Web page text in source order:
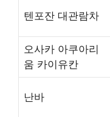
텐포잔 대관람차
오사카 아쿠아리
움 카이유칸
난바